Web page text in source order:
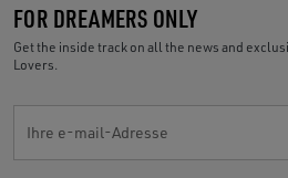
FOR DREAMERS ONLY
Get the inside track on all the news and
Lovers.
Ihre e-mail-Adresse